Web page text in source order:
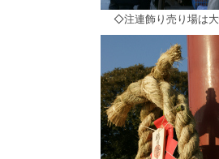
◇注連飾り売り場は大